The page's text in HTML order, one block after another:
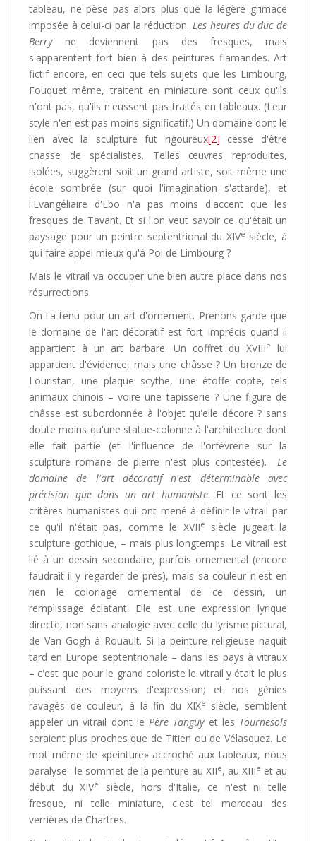
tableau, ne pèse pas alors plus que la légère grimace
imposée à celui-ci par la réduction.Les heures du duc de
Berryne deviennent pas des fresques, mais
s'apparentent fort bien à des peintures flamandes. Art
fictif encore, en ceci que tels sujets que les Limbourg,
Fouquet même, traitent en miniature sont ceux qu'ils
n'ont pas, qu'ils n'eussent pas traités en tableaux. (Leur
style n'en est pas moins significatif.) Un domaine dont le
lien avec la sculpture fut rigoureux[2] cesse d'être
chasse de spécialistes. Telles œuvres reproduites,
isolées, suggèrent soit un grand artiste, soit même une
école sombrée (sur quoi l'imagination s'attarde), et
l'Evangéliaire d'Ebo n'a pas moins d'accent que les
fresques de Tavant. Et si l'on veut savoir ce qu'était un
paysage pour un peintre septentrional du XIVe siècle, à
qui faire appel mieux qu'à Pol de Limbourg ?
Mais le vitrail va occuper une bien autre place dans nos
résurrections.
On l'a tenu pour un art d'ornement. Prenons garde que
le domaine de l'art décoratif est fort imprécis quand il
appartient à un art barbare. Un coffret du XVIIIe
lui
appartient d'évidence, mais une châsse ? Un bronze de
Louristan, une plaque scythe, une étoffe copte, tels
animaux chinois – voire une tapisserie ? Une figure de
châsse est subordonnée à l'objet qu'elle décore ? sans
doute moins qu'une statue-colonne à l'architecture dont
elle fait partie (et l'influence de l'orfèvrerie sur la
sculpture romane de pierre n'est plus contestée). Le
domaine de l'art décoratif n'est déterminable avec
précision que dans un art humaniste. Et ce sont les
critères humanistes qui ont mené à définir le vitrail par
ce qu'il n'était pas, comme le XVIIe
siècle jugeait la
sculpture gothique, – mais plus longtemps. Le vitrail est
lié à un dessin secondaire, parfois ornemental (encore
faudrait-il y regarder de près), mais sa couleur n'est en
rien le coloriage ornemental de ce dessin, un
remplissage éclatant. Elle est une expression lyrique
directe, non sans analogie avec celle du lyrisme pictural,
de Van Gogh à Rouault. Si la peinture religieuse naquit
tard en Europe septentrionale – dans les pays à vitraux
– c'est que pour le grand coloriste le vitrail y était le plus
puissant des moyens d'expression; et nos génies
ravagés de couleur, à la fin du XIXe
siècle, semblent
appeler un vitrail dont lePère Tanguyet les Tournesols
seraient plus proches que de Titien ou de Vélasquez. Le
mot même de «peinture» accroché aux tableaux, nous
paralyse : le sommet de la peinture au XIIe, au XIIIe et au
début du XIVe
siècle, hors d'Italie, ce n'est ni telle
fresque, ni telle miniature, c'est tel morceau des
verrières de Chartres.